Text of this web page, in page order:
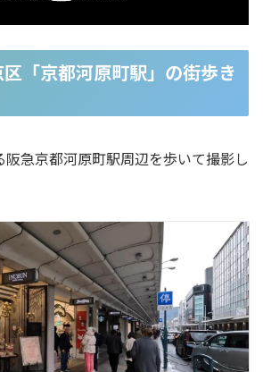
「京都河原町駅」の街歩き
急京都河原町駅周辺を歩いて撮影し